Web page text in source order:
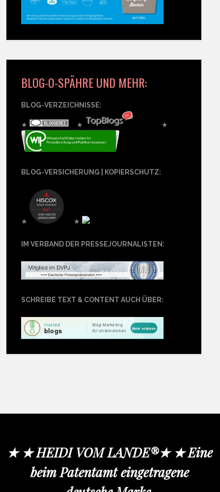
BLOG-O-SPÄHRE UND MEHR:
BLOG-VERZEICHNISSE:
★ ★ ★
BLOG-VERSICHERUNG | KOPIERSCHUTZ:
★ ★
IM VERBAND DER PRESSEJOURNALISTEN:
SCHREIBE TEXT & CONTENT AUCH ÜBER:
★ ★ HEIDI VOM LANDE®★ ★ Eine
beim Patentamt eingetragene